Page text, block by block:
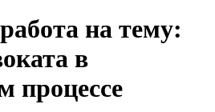
на тему:
в
процессе